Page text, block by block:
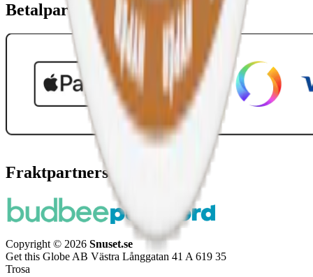
Betalpartner
Fraktpartners
Copyright © 2026 Snuset.se
Get this Globe AB Västra Långgatan 41 A 619 35
Trosa